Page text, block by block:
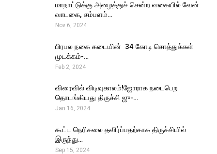
மாநாட்டுக்கு அழைத்துச் சென்ற வகையில் வேன்
வாடகை, சம்பளம்…
Nov 6, 2024
பிரபல நகை கடையின் ₹ 34 கோடி சொத்துக்கள்
முடக்கம்-…
Feb 2, 2024
விரைவில் விடிவுகாலம்!ஜோராக நடைபெற
தொடங்கியது திருச்சி ஜு-…
Jan 16, 2024
கூட்ட நெரிசலை தவிர்ப்பதற்காக திருச்சியில்
இருந்து…
Sep 15, 2024